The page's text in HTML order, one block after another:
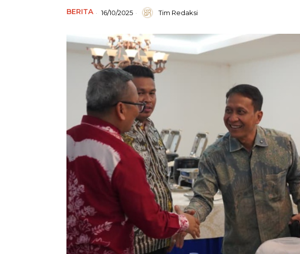
BERITA 16/10/2025 Tim Redaksi